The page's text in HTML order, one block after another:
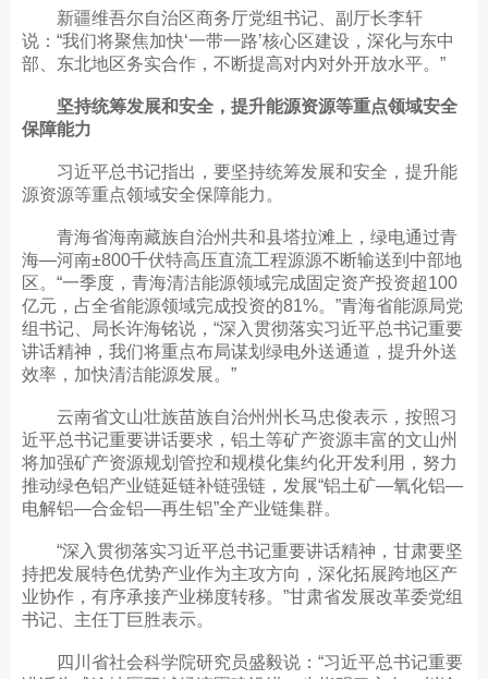
新疆维吾尔自治区商务厅党组书记、副厅长李轩
说：“我们将聚焦加快‘一带一路’核心区建设，深化与东中
部、东北地区务实合作，不断提高对内对外开放水平。”
坚持统筹发展和安全，提升能源资源等重点领域安全
保障能力
习近平总书记指出，要坚持统筹发展和安全，提升能
源资源等重点领域安全保障能力。
青海省海南藏族自治州共和县塔拉滩上，绿电通过青
海—河南±800千伏特高压直流工程源源不断输送到中部地
区。“一季度，青海清洁能源领域完成固定资产投资超100
亿元，占全省能源领域完成投资的81%。”青海省能源局党
组书记、局长许海铭说，“深入贯彻落实习近平总书记重要
讲话精神，我们将重点布局谋划绿电外送通道，提升外送
效率，加快清洁能源发展。”
云南省文山壮族苗族自治州州长马忠俊表示，按照习
近平总书记重要讲话要求，铝土等矿产资源丰富的文山州
将加强矿产资源规划管控和规模化集约化开发利用，努力
推动绿色铝产业链延链补链强链，发展“铝土矿—氧化铝—
电解铝—合金铝—再生铝”全产业链集群。
“深入贯彻落实习近平总书记重要讲话精神，甘肃要坚
持把发展特色优势产业作为主攻方向，深化拓展跨地区产
业协作，有序承接产业梯度转移。”甘肃省发展改革委党组
书记、主任丁巨胜表示。
四川省社会科学院研究员盛毅说：“习近平总书记重要